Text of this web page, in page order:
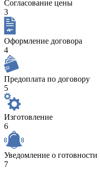
Согласование цены
3
Оформление договора
4
Предоплата по договору
5
Изготовление
6
Уведомление о готовности
7